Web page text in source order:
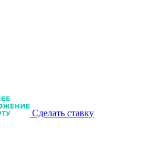
Сделать ставку